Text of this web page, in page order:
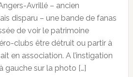
Avrillé – ancien
disparu – une bande de fanas
de voir le patrimoine
clubs être détruit ou partir à
en association. A l’instigation
gauche sur la photo […]